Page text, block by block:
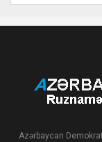
Azərbaycan